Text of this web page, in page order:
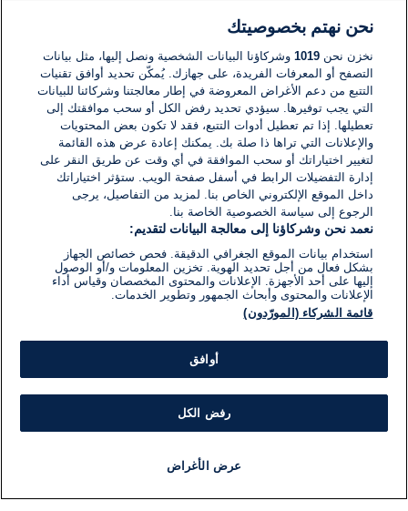
دقيقة.
ثقافة
الروائي"القفطان الأزرق" يمثل المغرب
في المسابقة
وقت
القراءة:
1}
دقيقة.
28 سبتمبر 2022
نحن نهتم بخصوصيتك
نخزن نحن1019 وشركاؤنا البيانات الشخصية ونصل إليها، مثل بيانات
التصفح أو المعرفات الفريدة، على جهازك. يُمكّن تحديد أوافق تقنيات
التتبع من دعم الأغراض المعروضة في إطار معالجتنا وشركائنا للبيانات
التي يجب توفيرها. سيؤدي تحديد رفض الكل أو سحب موافقتك إلى
تعطيلها. إذا تم تعطيل أدوات التتبع، فقد لا تكون بعض المحتويات
والإعلانات التي تراها ذا صلة بك. يمكنك إعادة عرض هذه القائمة
لتغيير اختياراتك أو سحب الموافقة في أي وقت عن طريق النقر على
إدارة التفضيلات الرابط في أسفل صفحة الويب. ستؤثر اختياراتك
داخل الموقع الإلكتروني الخاص بنا. لمزيد من التفاصيل، يرجى
الرجوع إلى سياسة الخصوصية الخاصة بنا.
نعمد نحن وشركاؤنا إلى معالجة البيانات لتقديم:
استخدام بيانات الموقع الجغرافي الدقيقة. فحص خصائص الجهاز
بشكل فعال من أجل تحديد الهوية. تخزين المعلومات و/أو الوصول
إليها على أحد الأجهزة. الإعلانات والمحتوى المخصصان وقياس أداء
الإعلانات والمحتوى وأبحاث الجمهور وتطوير الخدمات.
قائمة الشركاء (المورّدون)
أوافق
رفض الكل
عرض الأغراض